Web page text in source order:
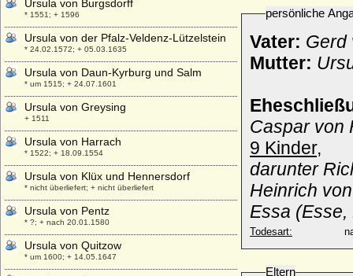
persönliche
Vater: Gerd
Mutter:
Caspar von
9 Kinder,
darunter
Heinrich
Essa
Todesart:
Eltern
Ursula von Burgsdorff
* 1551; + 1596
Ursula von der Pfalz-Veldenz-Lützelstein
* 24.02.1572; + 05.03.1635
Ursula von Daun-Kyrburg und Salm
* um 1515; + 24.07.1601
Ursula von Greysing
+ 1511
Ursula von Harrach
* 1522; + 18.09.1554
Ursula von Klüx und Hennersdorf
* nicht überliefert; + nicht überliefert
Ursula von Pentz
* ?; + nach 20.01.1580
Ursula von Quitzow
* um 1600; + 14.05.1647